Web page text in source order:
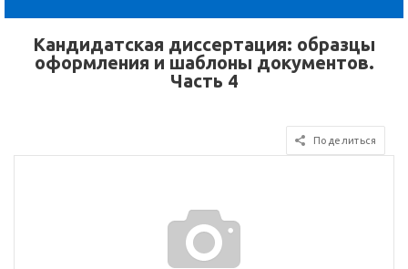
Кандидатская диссертация: образцы
оформления и шаблоны документов.
Часть 4
Поделиться